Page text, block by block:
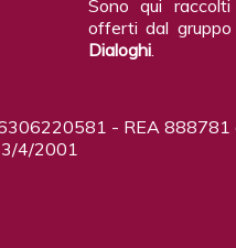
Sono qui
offerti dal
Dialoghi.
- REA
3/4/2001